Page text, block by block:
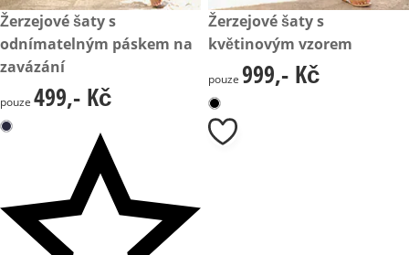
499,- Kč
Žerzejové šaty s
odnímatelným páskem na
zavázání
499,- Kč
pouze 499,- Kč
999,- Kč
Žerzejové šaty s
květinovým vzorem
999,- Kč
pouze 999,- Kč